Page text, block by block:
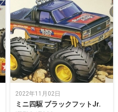
2022年11月02日
ミニ四駆 ブラックフットJr.